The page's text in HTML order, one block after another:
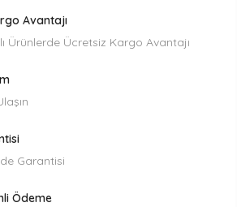
Avantajı
Ürünlerde Ücretsiz Kargo Avantajı
Garantisi
Ödeme